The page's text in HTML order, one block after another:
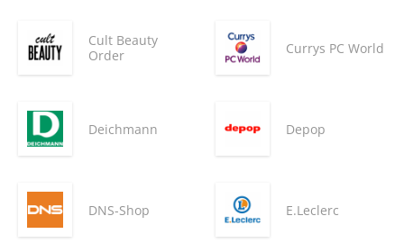
Cult Beauty
Order
Currys PC World
Deichmann Depop
DNS-Shop E.Leclerc